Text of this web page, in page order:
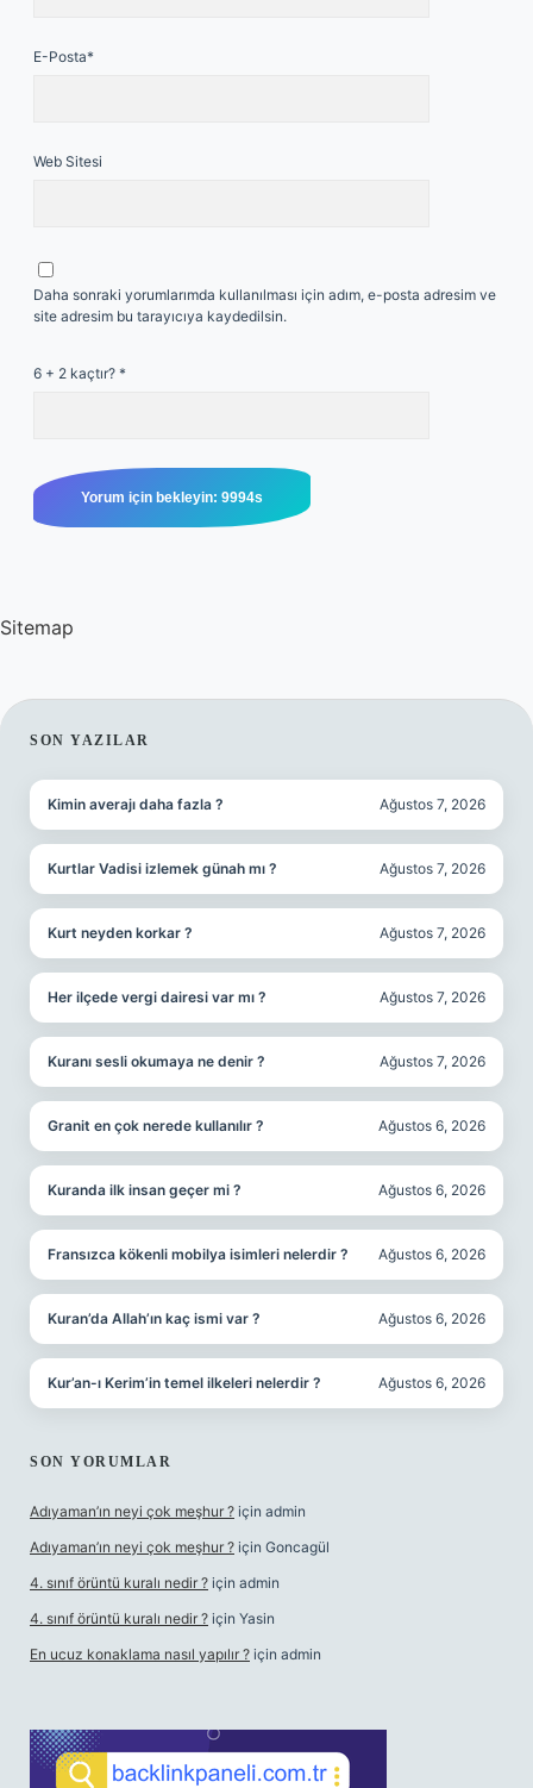
E-Posta*
Web Sitesi
Daha sonraki yorumlarımda kullanılması için adım, e-posta adresim ve
site adresim bu tarayıcıya kaydedilsin.
6 + 2 kaçtır? *
Sitemap
SIDEBAR
SON YAZILAR
Kimin averajı daha fazla ? Ağustos 7, 2026
Kurtlar Vadisi izlemek günah mı ? Ağustos 7, 2026
Kurt neyden korkar ? Ağustos 7, 2026
Her ilçede vergi dairesi var mı ? Ağustos 7, 2026
Kuranı sesli okumaya ne denir ? Ağustos 7, 2026
Granit en çok nerede kullanılır ? Ağustos 6, 2026
Kuranda ilk insan geçer mi ? Ağustos 6, 2026
Fransızca kökenli mobilya isimleri nelerdir ? Ağustos 6, 2026
Kuran’da Allah’ın kaç ismi var ? Ağustos 6, 2026
Kur’an-ı Kerim’in temel ilkeleri nelerdir ? Ağustos 6, 2026
SON YORUMLAR
Adıyaman’ın neyi çok meşhur ? için admin
Adıyaman’ın neyi çok meşhur ? için Goncagül
4. sınıf örüntü kuralı nedir ? için admin
4. sınıf örüntü kuralı nedir ? için Yasin
En ucuz konaklama nasıl yapılır ? için admin